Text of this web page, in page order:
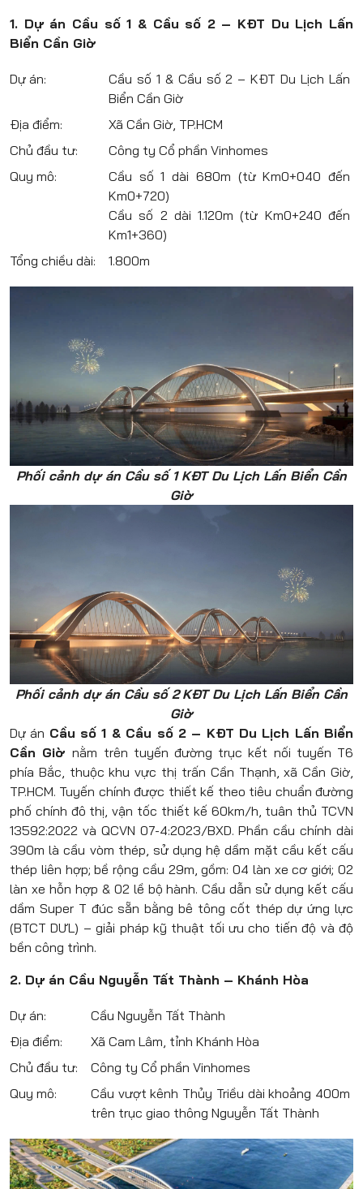
1. Dự án Cầu số 1 & Cầu số 2 – KĐT Du Lịch Lấn
Biển Cần Giờ
Dự án:
Cầu số 1 & Cầu số 2 – KĐT Du Lịch Lấn
Biển Cần Giờ
Địa điểm:
Xã Cần Giờ, TP.HCM
Chủ đầu tư:
Công ty Cổ phần Vinhomes
Quy mô:
Cầu số 1 dài 680m (từ Km0+040 đến
Km0+720)
Cầu số 2 dài 1.120m (từ Km0+240 đến
Km1+360)
Tổng chiều dài:
1.800m
Phối cảnh dự án Cầu số 1 KĐT Du Lịch Lấn Biển Cần
Giờ
Phối cảnh dự án Cầu số2 KĐT Du Lịch Lấn Biển Cần
Giờ
Dự án Cầu số 1 & Cầu số 2 – KĐT Du Lịch Lấn Biển
Cần Giờnằm trên tuyến đường trục kết nối tuyến T6
phía Bắc, thuộc khu vực thị trấn Cần Thạnh, xã Cần Giờ,
TP.HCM. Tuyến chính được thiết kế theo tiêu chuẩn đường
phố chính đô thị, vận tốc thiết kế 60km/h, tuân thủ TCVN
13592:2022 và QCVN 07-4:2023/BXD. Phần cầu chính dài
390m là cầu vòm thép, sử dụng hệ dầm mặt cầu kết cấu
thép liên hợp; bề rộng cầu 29m, gồm: 04 làn xe cơ giới; 02
làn xe hỗn hợp & 02 lề bộ hành. Cầu dẫn sử dụng kết cấu
dầm Super T đúc sẵn bằng bê tông cốt thép dự ứng lực
(BTCT DƯL) – giải pháp kỹ thuật tối ưu cho tiến độ và độ
bền công trình.
2. Dự án Cầu Nguyễn Tất Thành – Khánh Hòa
Dự án:
Cầu Nguyễn Tất Thành
Địa điểm:
Xã Cam Lâm, tỉnh Khánh Hòa
Chủ đầu tư:
Công ty Cổ phần Vinhomes
Quy mô:
Cầu vượt kênh Thủy Triều dài khoảng 400m
trên trục giao thông Nguyễn Tất Thành